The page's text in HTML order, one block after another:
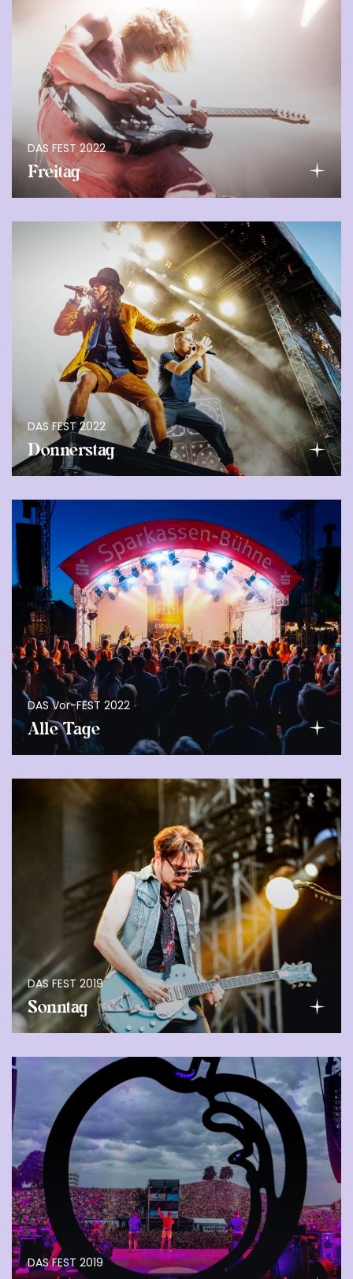
DAS FEST 2022
Freitag
DAS FEST 2022
Donnerstag
DAS Vor-FEST 2022
Alle Tage
DAS FEST 2019
Sonntag
DAS FEST 2019